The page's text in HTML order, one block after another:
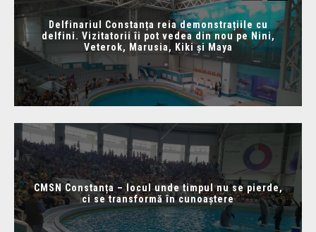
Delfinariul Constanța reia demonstrațiile cu
delfini. Vizitatorii îi pot vedea din nou pe Nini,
Veterok, Marusia, Kiki și Maya
CMSN Constanța – locul unde timpul nu se pierde,
ci se transformă în cunoaștere